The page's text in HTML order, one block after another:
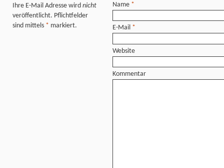
Ihre E-Mail Adresse wird nicht
veröffentlicht. Pflichtfelder
sind mittels * markiert.
Name *
E-Mail *
Website
Kommentar